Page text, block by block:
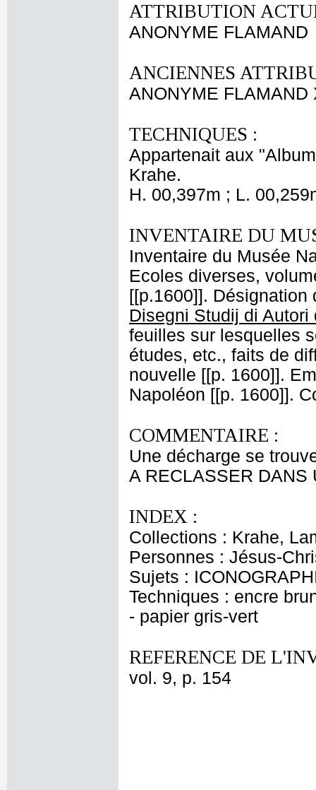
ATTRIBUTION
ANONYME FLAMAND
ANCIENNES
ANONYME FLAMAND
TECHNIQUES :
Appartenait aux
Krahe.
H. 00,397m ; L.
INVENTAIRE DU
Inventaire du Musée
Ecoles diverses,
[[p.1600]].
Disegni Studij di Autori
feuilles sur lesquelles
études, etc., faits de
nouvelle [[p. 1600]].
Napoléon [[p. 1600]].
COMMENTAIRE :
Une décharge se
A RECLASSER DANS
INDEX :
Collections : Krahe,
Personnes : Jésus-
Sujets :
Techniques : encre
- papier gris-vert
REFERENCE DE
vol. 9, p. 154